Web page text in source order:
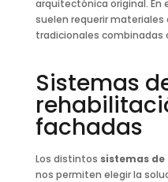
arquitectónica original. En
suelen requerir
tradicionales combinadas
Sistemas
fachadas
Los distintos sistemas
nos permiten elegir la